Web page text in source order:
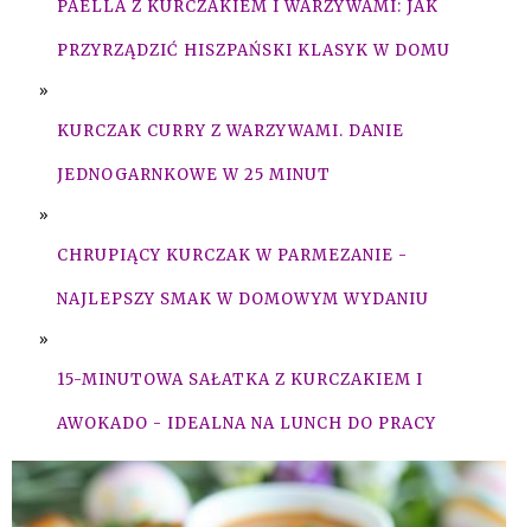
PAELLA Z KURCZAKIEM I WARZYWAMI: JAK
PRZYRZĄDZIĆ HISZPAŃSKI KLASYK W DOMU
KURCZAK CURRY Z WARZYWAMI. DANIE
JEDNOGARNKOWE W 25 MINUT
CHRUPIĄCY KURCZAK W PARMEZANIE -
NAJLEPSZY SMAK W DOMOWYM WYDANIU
15-MINUTOWA SAŁATKA Z KURCZAKIEM I
AWOKADO - IDEALNA NA LUNCH DO PRACY